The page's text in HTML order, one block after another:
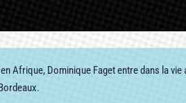
Afrique, Dominique Faget entre dans la vie